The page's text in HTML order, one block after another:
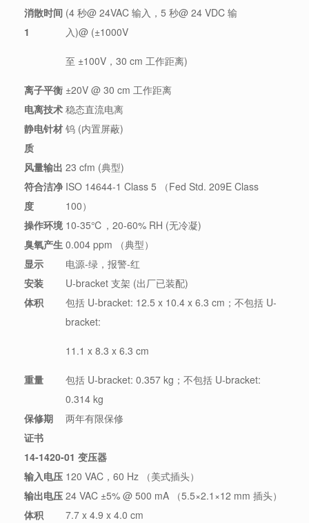
消散时间
1
(4 秒@ 24VAC 输入，5 秒@ 24 VDC 输
入)@ (±1000V
至 ±100V，30 cm 工作距离)
离子平衡 ±20V @ 30 cm 工作距离
电离技术 稳态直流电离
静电针材
质
钨 (内置屏蔽)
风量输出 23 cfm (典型)
符合洁净
度
ISO 14644-1 Class 5 （Fed Std. 209E Class
100）
操作环境 10-35℃，20-60% RH (无冷凝)
臭氧产生 0.004 ppm （典型）
显示
电源-绿，报警-红
安装
U-bracket 支架 (出厂已装配)
体积
包括 U-bracket: 12.5 x 10.4 x 6.3 cm；不包括 U-
bracket:
11.1 x 8.3 x 6.3 cm
重量
包括 U-bracket: 0.357 kg；不包括 U-bracket:
0.314 kg
保修期
两年有限保修
证书
14-1420-01 变压器
输入电压 120 VAC，60 Hz （美式插头）
输出电压 24 VAC ±5% @ 500 mA （5.5×2.1×12 mm 插头）
体积
7.7 x 4.9 x 4.0 cm